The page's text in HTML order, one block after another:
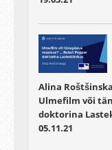
Alina
Ulmefilm või
doktorina
05.11.21